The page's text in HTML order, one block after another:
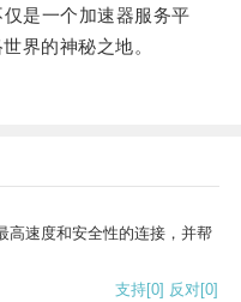
是一个加速器服务平
界的神秘之地。
高速度和安全性的连接，并帮
支持[0] 反对[0]